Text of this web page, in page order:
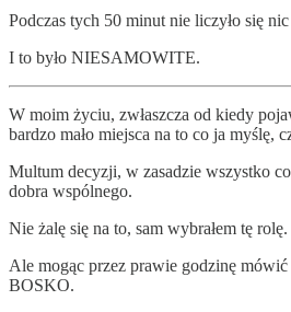
Podczas tych 50 minut nie liczyło się
I to było NIESAMOWITE.
W moim życiu, zwłaszcza od kiedy
bardzo mało miejsca na to co ja myślę,
Multum decyzji, w zasadzie wszystko
dobra wspólnego.
Nie żalę się na to, sam wybrałem tę rolę.
Ale mogąc przez prawie godzinę mówić
BOSKO.